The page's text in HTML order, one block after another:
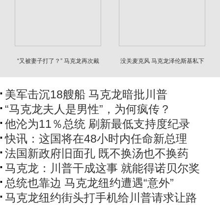
“又被妻子打了？” 马克龙再次戴
没关麦克风 马克龙泽伦斯基私下
美军击沉18艘船 马克龙暗批川普
“马克龙夫人是男性”，为何疯传？
他沦为11％总统 刷新最低支持度纪录
快讯：这国将在48小时内任命新总理
法国新政府旧面孔 既不换汤也不换药
马克龙：川普干成这事 就能得诺贝尔奖
总统也靠边 马克龙纽约遭遇“意外”
马克龙纽约街头打手机给川普请求让路